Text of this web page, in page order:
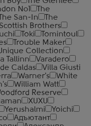
№1
The
The San-In
The
Scottish Brothers
Toki
Tomintoul
Trouble Maker
Collection
Tallinn
Varadero
Caldas
Villa Giusti
Warner's
White
William Watt
Reserve
XUXU
Yerushalmi
Yoichi
Адъютант